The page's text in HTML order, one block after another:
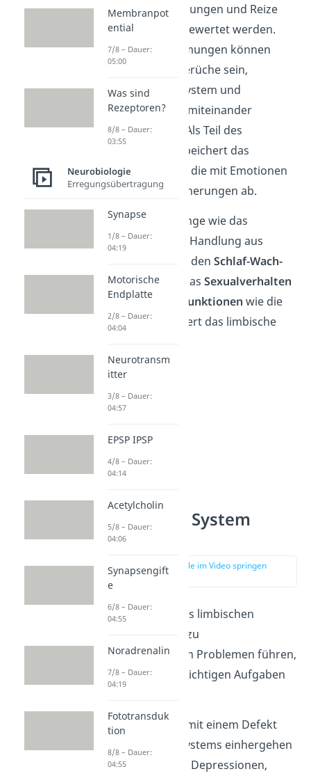
Sinneswahrnehmungen und Reize
verarbeitet und bewertet werden.
Solche Wahrnehmungen können
beispielsweise Gerüche sein,
weil limbisches System und
Riechkolben eng miteinander
verbunden sind. Als Teil des
speichert das
limbische System die mit Emotionen
verknüpften Erinnerungen ab.
Aber auch Vorgänge wie das
Affektverhalten
(Handlung aus
Emotion heraus), den Schlaf-Wach-
Rhythmusoder das Sexualverhalten
undvegetative Funktionen wie die
Atmung kontrolliert das limbische
Limbisches System
Probleme
zur Stelle im Video springen
(03:24)
Schädigungen des limbischen
Systems können zu
schwerwiegenden Problemen führen,
da es bei vielen wichtigen Aufgaben
Krankheiten, die mit einem Defekt
des limbischen Systems einhergehen
sind zum Beispiel Depressionen,
Membranpot
ential
7/8 – Dauer:
05:00
Was sind
Rezeptoren?
8/8 – Dauer:
03:55
Neurobiologie
Erregungsübertragung
Synapse
1/8 – Dauer:
04:19
Motorische
Endplatte
2/8 – Dauer:
04:04
Neurotransm
itter
3/8 – Dauer:
04:57
EPSP IPSP
4/8 – Dauer:
04:14
Acetylcholin
5/8 – Dauer:
04:06
Synapsengift
e
6/8 – Dauer:
04:55
Noradrenalin
7/8 – Dauer:
04:19
Fototransduk
tion
8/8 – Dauer:
04:55